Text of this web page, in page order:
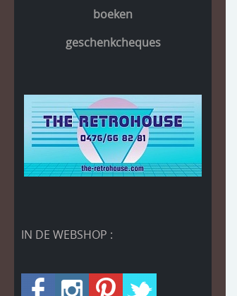
boeken
geschenkcheques
IN DE WEBSHOP :